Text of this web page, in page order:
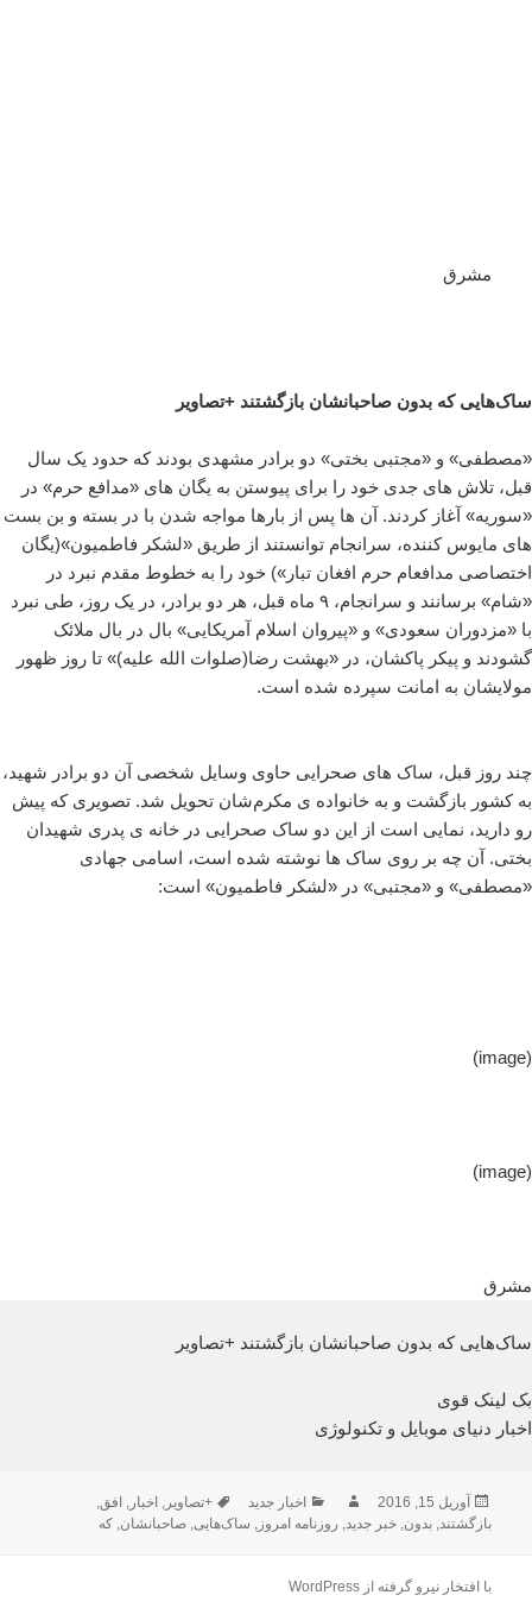
مشرق
ساک‌هایی که بدون صاحبانشان بازگشتند +تصاویر
«مصطفی» و «مجتبی بختی» دو برادر مشهدی بودند که حدود یک سال
قبل، تلاش های جدی خود را برای پیوستن به یگان های «مدافع حرم» در
«سوریه» آغاز کردند. آن ها پس از بارها مواجه شدن با در بسته و بن بست
های مایوس کننده، سرانجام توانستند از طریق «لشکر فاطمیون»(یگان
اختصاصی مدافعام حرم افغان تبار») خود را به خطوط مقدم نبرد در
«شام» برسانند و سرانجام، ۹ ماه قبل، هر دو برادر، در یک روز، طی نبرد
با «مزدوران سعودی» و «پیروان اسلام آمریکایی» بال در بال ملائک
گشودند و پیکر پاکشان، در «بهشت رضا(صلوات الله علیه)» تا روز ظهور
مولایشان به امانت سپرده شده است.
چند روز قبل، ساک های صحرایی حاوی وسایل شخصی آن دو برادر شهید،
به کشور بازگشت و به خانواده ی مکرم‌شان تحویل شد. تصویری که پیش
رو دارید، نمایی است از این دو ساک صحرایی در خانه ی پدری شهیدان
بختی. آن چه بر روی ساک ها نوشته شده است، اسامی جهادی
«مصطفی» و «مجتبی» در «لشکر فاطمیون» است:
(image)
(image)
مشرق
ساک‌هایی که بدون صاحبانشان بازگشتند +تصاویر
بک لینک قوی
اخبار دنیای موبایل و تکنولوژی
ارسال
شده
آوریل 15, 2016 نویسندهدسته‌ها
اخبار جدید برچسب‌ها
+تصاویر, اخبار, افق,
بازگشتند,بدون,خبر جدید, روزنامه امروز, ساک‌هایی,صاحبانشان,که
با افتخار نیرو گرفته از WordPress